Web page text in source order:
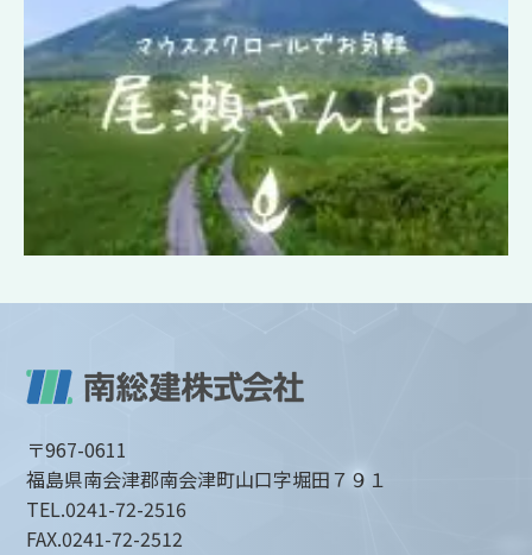
〒967-0611
福島県南会津郡南会津町山口字堀田７９１
TEL.0241-72-2516
FAX.0241-72-2512